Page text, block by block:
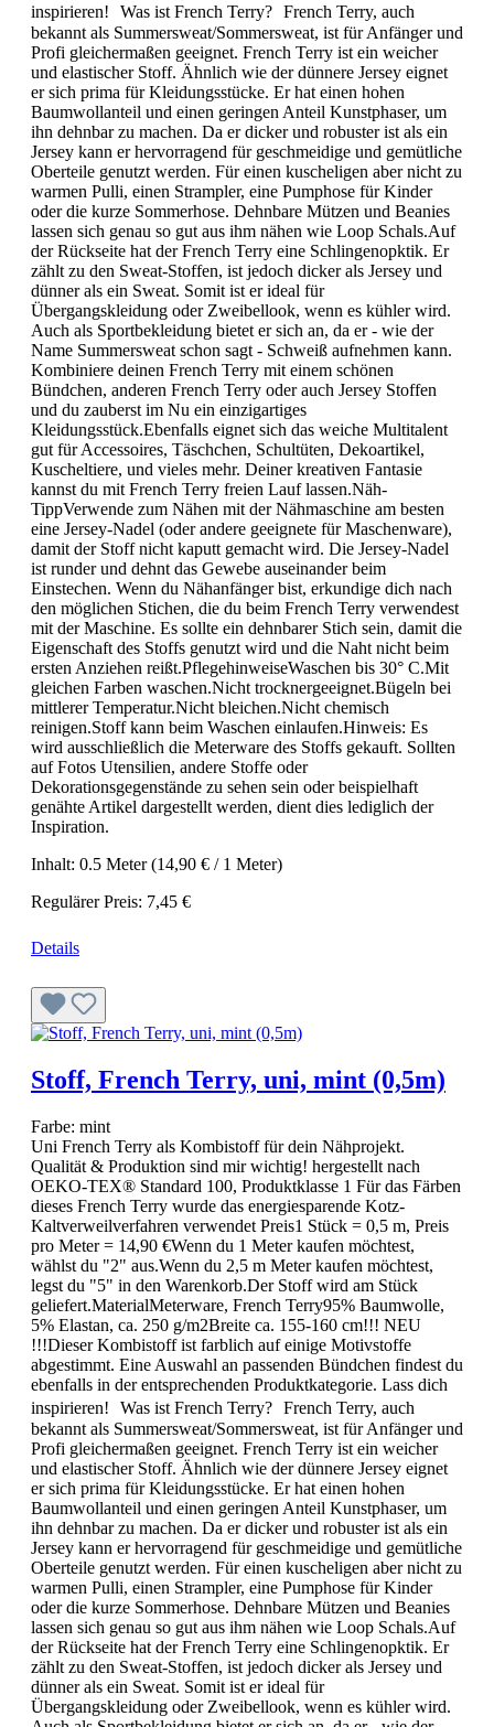
inspirieren! Was ist French Terry? French Terry, auch
bekannt als Summersweat/Sommersweat, ist für Anfänger und
Profi gleichermaßen geeignet. French Terry ist ein weicher
und elastischer Stoff. Ähnlich wie der dünnere Jersey eignet
er sich prima für Kleidungsstücke. Er hat einen hohen
Baumwollanteil und einen geringen Anteil Kunstphaser, um
ihn dehnbar zu machen. Da er dicker und robuster ist als ein
Jersey kann er hervorragend für geschmeidige und gemütliche
Oberteile genutzt werden. Für einen kuscheligen aber nicht zu
warmen Pulli, einen Strampler, eine Pumphose für Kinder
oder die kurze Sommerhose. Dehnbare Mützen und Beanies
lassen sich genau so gut aus ihm nähen wie Loop Schals.Auf
der Rückseite hat der French Terry eine Schlingenopktik. Er
zählt zu den Sweat-Stoffen, ist jedoch dicker als Jersey und
dünner als ein Sweat. Somit ist er ideal für
Übergangskleidung oder Zweibellook, wenn es kühler wird.
Auch als Sportbekleidung bietet er sich an, da er - wie der
Name Summersweat schon sagt - Schweiß aufnehmen kann.
Kombiniere deinen French Terry mit einem schönen
Bündchen, anderen French Terry oder auch Jersey Stoffen
und du zauberst im Nu ein einzigartiges
Kleidungsstück.Ebenfalls eignet sich das weiche Multitalent
gut für Accessoires, Täschchen, Schultüten, Dekoartikel,
Kuscheltiere, und vieles mehr. Deiner kreativen Fantasie
kannst du mit French Terry freien Lauf lassen.Näh-
TippVerwende zum Nähen mit der Nähmaschine am besten
eine Jersey-Nadel (oder andere geeignete für Maschenware),
damit der Stoff nicht kaputt gemacht wird. Die Jersey-Nadel
ist runder und dehnt das Gewebe auseinander beim
Einstechen. Wenn du Nähanfänger bist, erkundige dich nach
den möglichen Stichen, die du beim French Terry verwendest
mit der Maschine. Es sollte ein dehnbarer Stich sein, damit die
Eigenschaft des Stoffs genutzt wird und die Naht nicht beim
ersten Anziehen reißt.PflegehinweiseWaschen bis 30° C.Mit
gleichen Farben waschen.Nicht trocknergeeignet.Bügeln bei
mittlerer Temperatur.Nicht bleichen.Nicht chemisch
reinigen.Stoff kann beim Waschen einlaufen.Hinweis: Es
wird ausschließlich die Meterware des Stoffs gekauft. Sollten
auf Fotos Utensilien, andere Stoffe oder
Dekorationsgegenstände zu sehen sein oder beispielhaft
genähte Artikel dargestellt werden, dient dies lediglich der
Inspiration.
Inhalt: 0.5 Meter(14,90 € / 1 Meter)
Regulärer Preis: 7,45 €
Details
Stoff, French Terry, uni, mint (0,5m)
Farbe: mint
Uni French Terry als Kombistoff für dein Nähprojekt.
Qualität & Produktion sind mir wichtig! hergestellt nach
OEKO-TEX® Standard 100, Produktklasse 1 Für das Färben
dieses French Terry wurde das energiesparende Kotz-
Kaltverweilverfahren verwendet Preis1 Stück = 0,5 m, Preis
pro Meter = 14,90 €Wenn du 1 Meter kaufen möchtest,
wählst du "2" aus.Wenn du 2,5 m Meter kaufen möchtest,
legst du "5" in den Warenkorb.Der Stoff wird am Stück
geliefert.MaterialMeterware, French Terry95% Baumwolle,
5% Elastan, ca. 250 g/m2Breite ca. 155-160 cm!!! NEU
!!!Dieser Kombistoff ist farblich auf einige Motivstoffe
abgestimmt. Eine Auswahl an passenden Bündchen findest du
ebenfalls in der entsprechenden Produktkategorie. Lass dich
inspirieren! Was ist French Terry? French Terry, auch
bekannt als Summersweat/Sommersweat, ist für Anfänger und
Profi gleichermaßen geeignet. French Terry ist ein weicher
und elastischer Stoff. Ähnlich wie der dünnere Jersey eignet
er sich prima für Kleidungsstücke. Er hat einen hohen
Baumwollanteil und einen geringen Anteil Kunstphaser, um
ihn dehnbar zu machen. Da er dicker und robuster ist als ein
Jersey kann er hervorragend für geschmeidige und gemütliche
Oberteile genutzt werden. Für einen kuscheligen aber nicht zu
warmen Pulli, einen Strampler, eine Pumphose für Kinder
oder die kurze Sommerhose. Dehnbare Mützen und Beanies
lassen sich genau so gut aus ihm nähen wie Loop Schals.Auf
der Rückseite hat der French Terry eine Schlingenopktik. Er
zählt zu den Sweat-Stoffen, ist jedoch dicker als Jersey und
dünner als ein Sweat. Somit ist er ideal für
Übergangskleidung oder Zweibellook, wenn es kühler wird.